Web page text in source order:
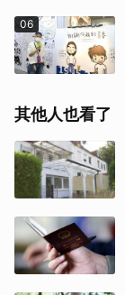
06
其他人也看了